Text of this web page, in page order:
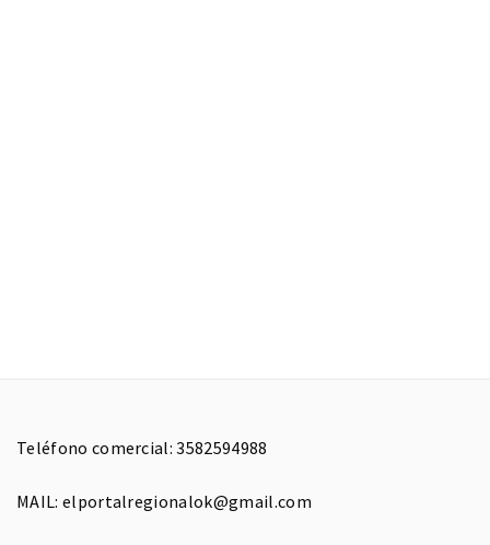
Teléfono comercial: 3582594988
MAIL: elportalregionalok@gmail.com